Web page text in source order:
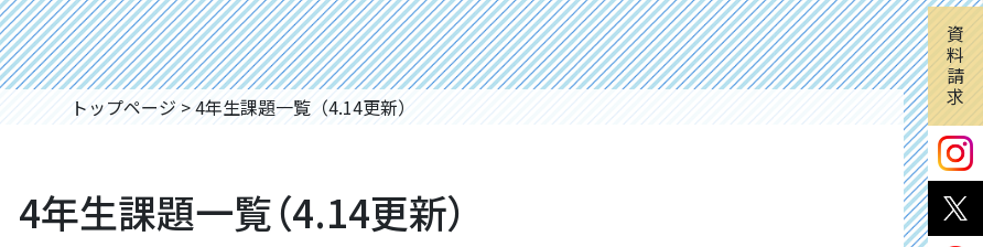
資
料
請
求
トップページ>4年生課題一覧（4.14更新）
4年生課題一覧（4.14更新）